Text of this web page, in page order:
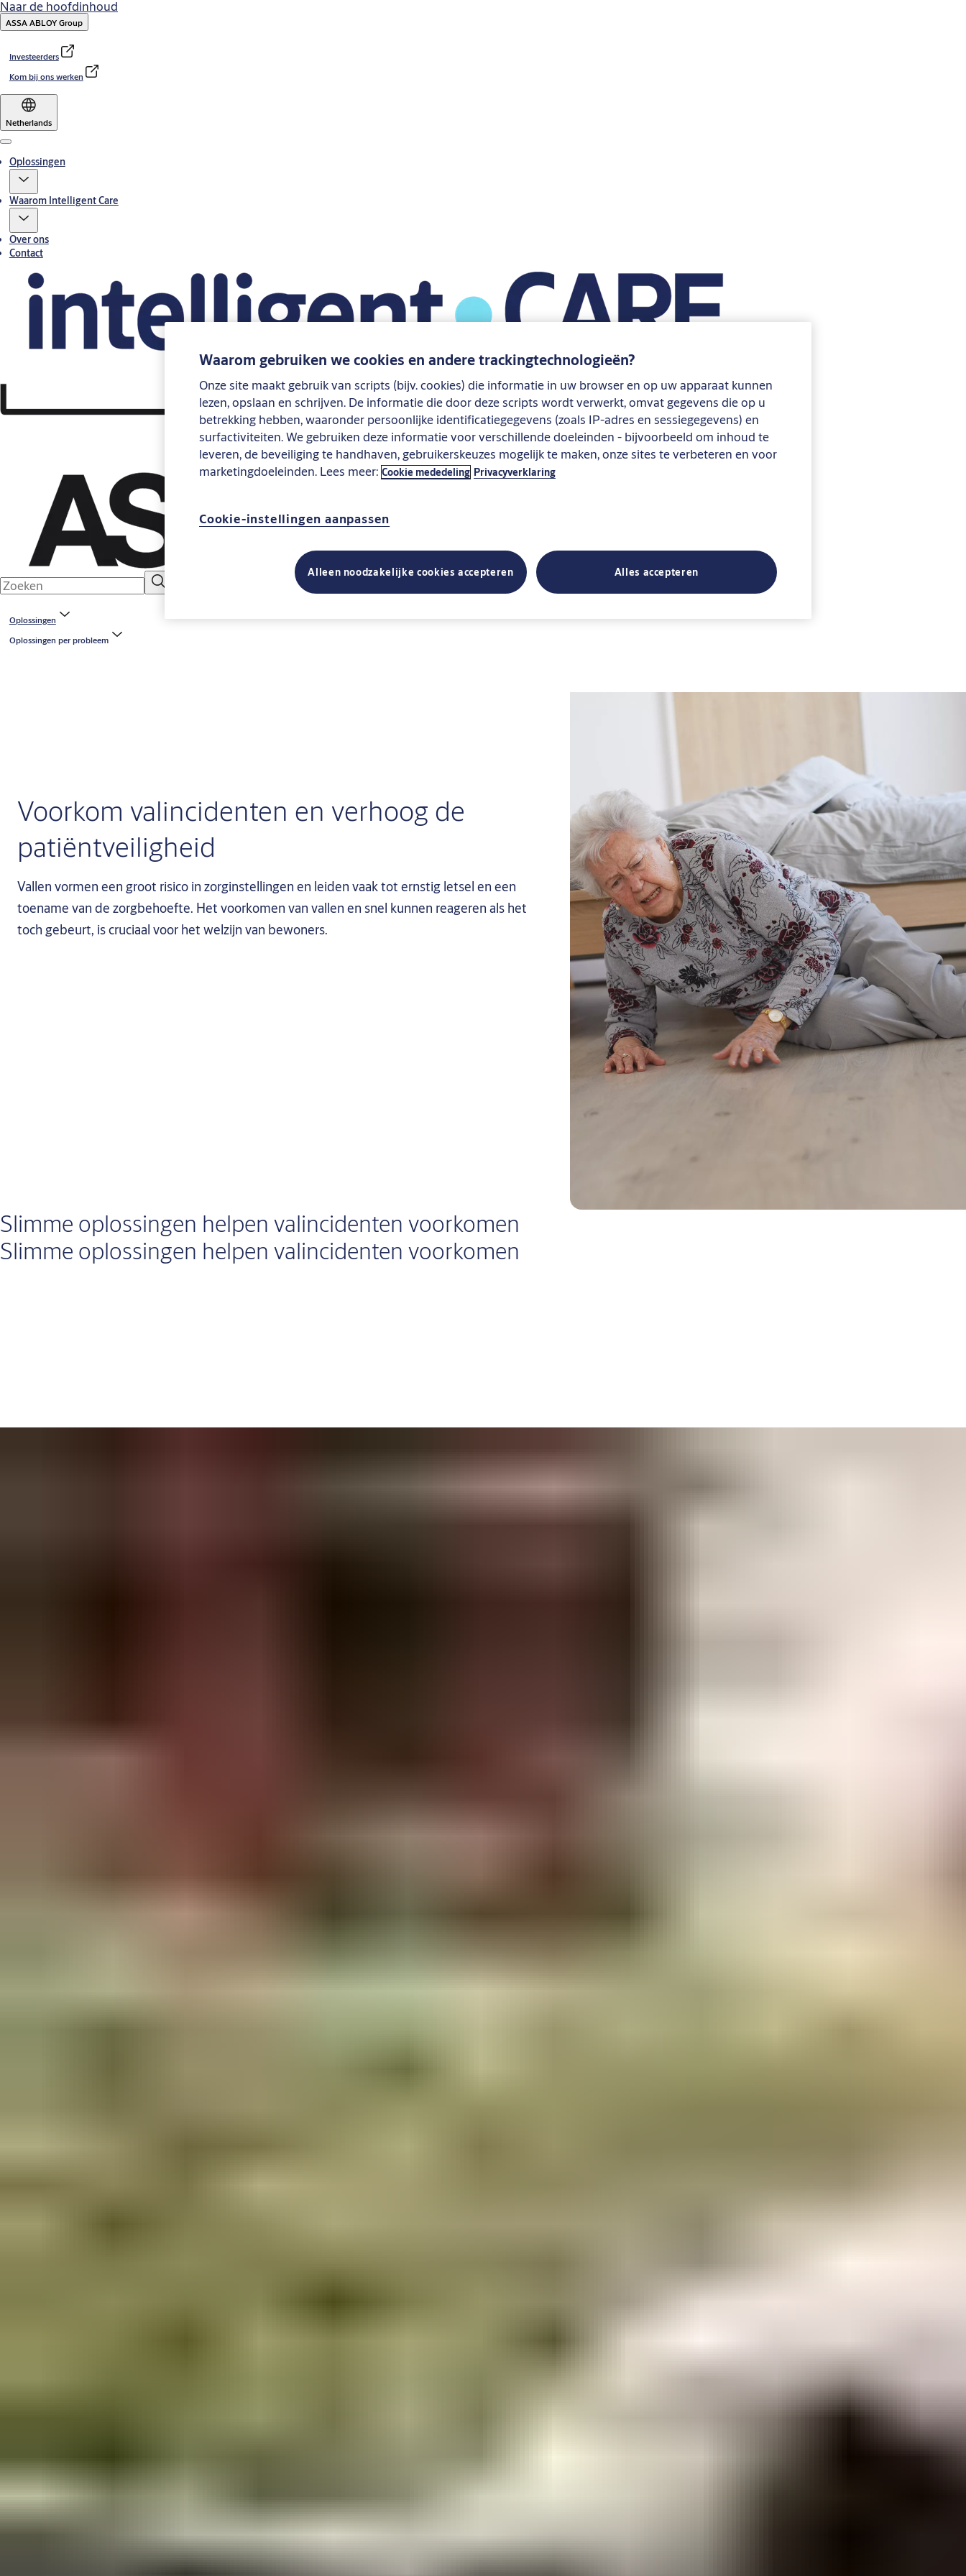
Naar de hoofdinhoud
ASSA ABLOY Group
Investeerders
Kom bij ons werken
Netherlands
Menu
Oplossingen
Waarom Intelligent Care
Over ons
Contact
Oplossingen
Oplossingen per probleem
Voorkom valincidenten en verhoog de
patiëntveiligheid
Vallen vormen een groot risico in zorginstellingen en leiden vaak tot ernstig letsel en een
toename van de zorgbehoefte. Het voorkomen van vallen en snel kunnen reageren als het
toch gebeurt, is cruciaal voor het welzijn van bewoners.
Slimme oplossingen helpen valincidenten voorkomen
Slimme oplossingen helpen valincidenten voorkomen
Waarom gebruiken we cookies en andere trackingtechnologieën?
Onze site maakt gebruik van scripts (bijv. cookies) die informatie in uw browser en op uw apparaat kunnen
lezen, opslaan en schrijven. De informatie die door deze scripts wordt verwerkt, omvat gegevens die op u
betrekking hebben, waaronder persoonlijke identificatiegegevens (zoals IP-adres en sessiegegevens) en
surfactiviteiten. We gebruiken deze informatie voor verschillende doeleinden - bijvoorbeeld om inhoud te
leveren, de beveiliging te handhaven, gebruikerskeuzes mogelijk te maken, onze sites te verbeteren en voor
marketingdoeleinden. Lees meer: Cookie mededeling Privacyverklaring
Cookie-instellingen aanpassen
Alleen noodzakelijke cookies accepteren Alles accepteren